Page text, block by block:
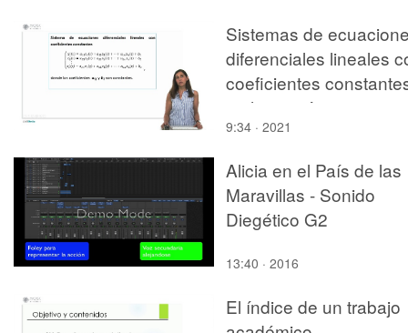
Sistemas de
diferenciales lineales
coeficientes
no homogéneos
9:34 · 2021
Alicia en el País de las
Maravillas - Sonido
Diegético G2
13:40 · 2016
El índice de un trabajo